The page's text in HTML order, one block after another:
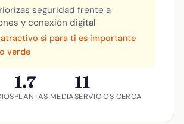
seguridad frente a
y conexión digital
si para ti es importante
verde
1.7
PLANTAS MEDIA
11
SERVICIOS CERCA